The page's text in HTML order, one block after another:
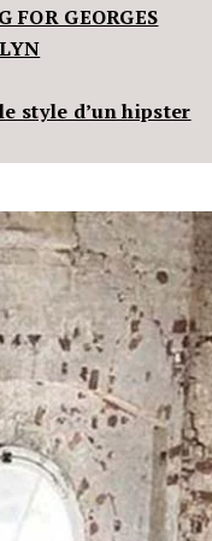
FOR GEORGES
style d’un hipster